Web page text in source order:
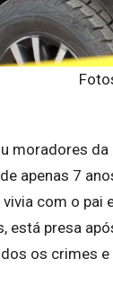
moradores
de apenas 7
com o pai
está presa
os crimes